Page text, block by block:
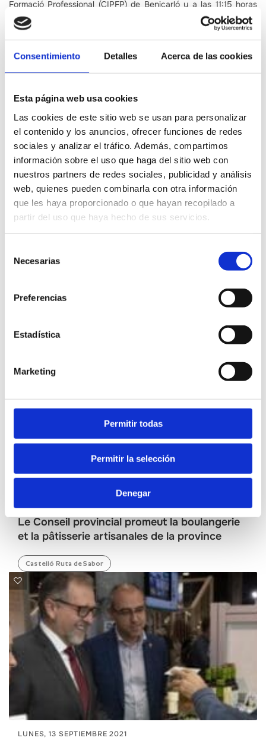
Consentimiento Detalles Acerca de las cookies
Esta página web usa cookies
Las cookies de este sitio web se usan para personalizar
el contenido y los anuncios, ofrecer funciones de redes
sociales y analizar el tráfico. Además, compartimos
información sobre el uso que haga del sitio web con
nuestros partners de redes sociales, publicidad y análisis
web, quienes pueden combinarla con otra información
que les haya proporcionado o que hayan recopilado a
partir del uso que haya hecho de sus servicios.
Necesarias
Preferencias
Estadística
Marketing
Permitir todas
Permitir la selección
Denegar
Formació Professional (CIPFP) de Benicarló y a las 11:15 horas
una cata de AOVES de Castellón impartida por Paloma Roures,
especialista en Olivicultura y Elaiotécnia y catadora de aceites
Hostelería y Turismo de Centre Integrat Públic de Formació
Professional (CIPFP) de Benicarló; Rafael Miralles, presidente de
la Asociación de Hostelería de Vinaròs; y José María Roldán,
tutor de ciclo formativo Grado Medio Cocina y Gastronomía de
Centre Integrat Públic de Formació Professional (CIPFP) de
Benicarló.
Todas aquellas personas que estén interesadas en participar de
la jornada gratuita, pueden reservar su plaza en el teléfono
35 99 50o a través del email crsinscripciones@gmail.com
inscripciones son gratuitas y limitadas.
Le Conseil provincial promeut la boulangerie
et la pâtisserie artisanales de la province
Castelló Ruta de Sabor
LUNES, 13 SEPTIEMBRE 2021